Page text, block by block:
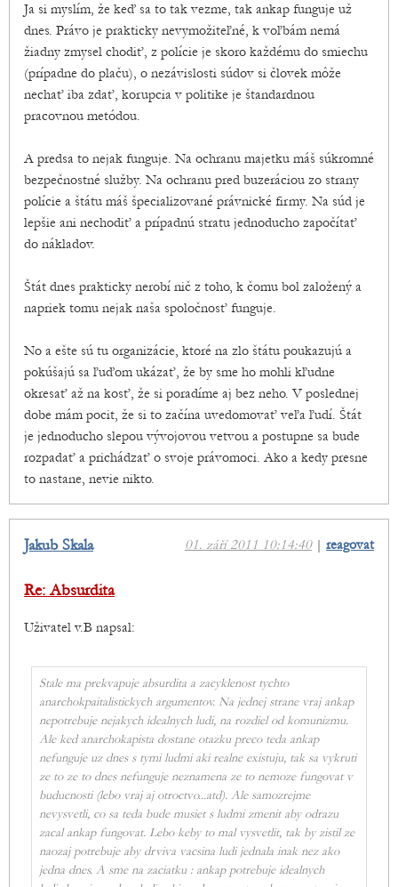
Ja si myslím, že keď sa to tak vezme, tak ankap funguje už
dnes. Právo je prakticky nevymožiteľné, k voľbám nemá
žiadny zmysel chodiť, z polície je skoro každému do smiechu
(prípadne do plaču), o nezávislosti súdov si človek môže
nechať iba zdať, korupcia v politike je štandardnou
pracovnou metódou.
A predsa to nejak funguje. Na ochranu majetku máš súkromné
bezpečnostné služby. Na ochranu pred buzeráciou zo strany
polície a štátu máš špecializované právnické firmy. Na súd je
lepšie ani nechodiť a prípadnú stratu jednoducho započítať
do nákladov.
Štát dnes prakticky nerobí nič z toho, k čomu bol založený a
napriek tomu nejak naša spoločnosť funguje.
No a ešte sú tu organizácie, ktoré na zlo štátu poukazujú a
pokúšajú sa ľuďom ukázať, že by sme ho mohli kľudne
okresať až na kosť, že si poradíme aj bez neho. V poslednej
dobe mám pocit, že si to začína uvedomovať veľa ľudí. Štát
je jednoducho slepou vývojovou vetvou a postupne sa bude
rozpadať a prichádzať o svoje právomoci. Ako a kedy presne
to nastane, nevie nikto.
01. září 2011 10:14:40| reagovat
Jakub Skala
Re: Absurdita
Uživatel v.B napsal:
Stale ma prekvapuje absurdita a zacyklenost tychto
anarchokpaitalistickych argumentov. Na jednej strane vraj ankap
nepotrebuje nejakych idealnych ludi, na rozdiel od komunizmu.
Ale ked anarchokapista dostane otazku preco teda ankap
nefunguje uz dnes s tymi ludmi aki realne existuju, tak sa vykruti
ze to ze to dnes nefunguje neznamena ze to nemoze fungovat v
buducnosti (lebo vraj aj otroctvo...atd). Ale samozrejme
nevysvetli, co sa teda bude musiet s ludmi zmenit aby odrazu
zacal ankap fungovat. Lebo keby to mal vysvetlit, tak by zistil ze
naozaj potrebuje aby drviva vacsina ludi jednala inak nez ako
jedna dnes. A sme na zaciatku : ankap potrebuje idealnych